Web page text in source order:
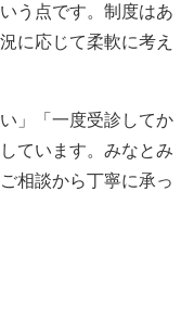
う点です。制度はあ
に応じて柔軟に考え
」「一度受診してか
ています。みなとみ
相談から丁寧に承っ